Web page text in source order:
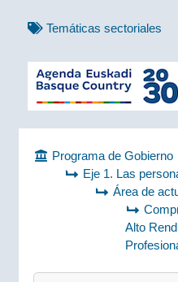
Temáticas sectoriales
Programa de Gobierno
Eje 1. Las
Área de
Alto